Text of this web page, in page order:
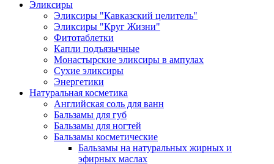
Эликсиры
Эликсиры "Кавказский целитель"
Эликсиры "Круг Жизни"
Фитотаблетки
Капли подъязычные
Монастырские эликсиры в ампулах
Сухие эликсиры
Энергетики
Натуральная косметика
Английская соль для ванн
Бальзамы для губ
Бальзамы для ногтей
Бальзамы косметические
Бальзамы на натуральных жирных и
эфирных маслах